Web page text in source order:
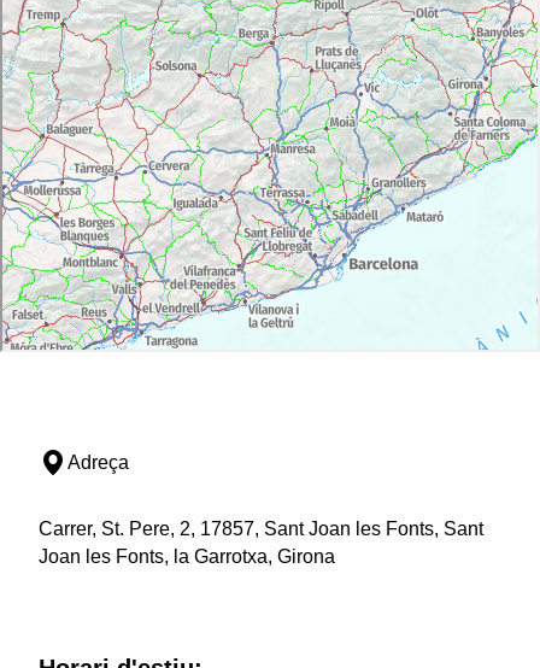
Adreça
Carrer, St. Pere, 2, 17857, Sant Joan les Fonts, Sant
Joan les Fonts, la Garrotxa, Girona